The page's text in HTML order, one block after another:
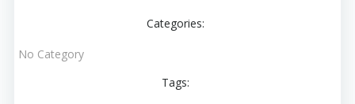
Categories:
No Category
Tags: